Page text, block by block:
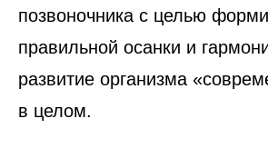
позвоночника с целью
правильной осанки и
развитие организма
в целом.